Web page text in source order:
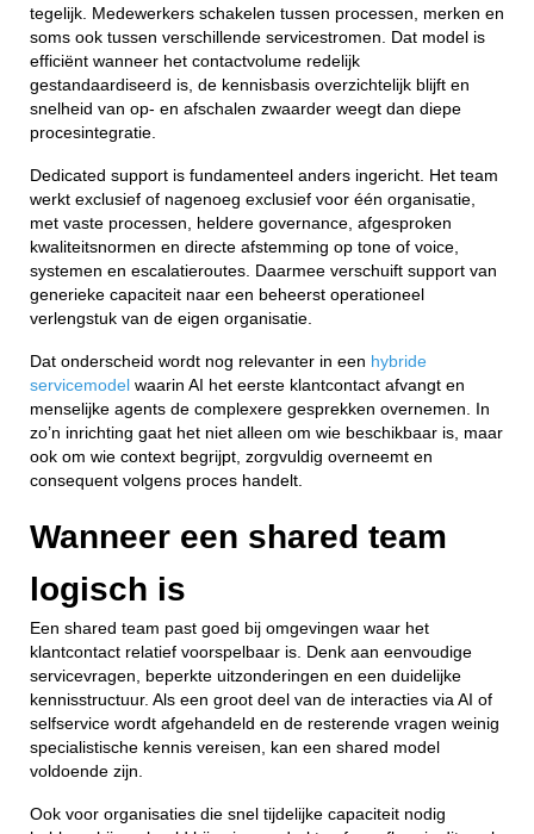
tegelijk. Medewerkers schakelen tussen processen, merken en
soms ook tussen verschillende servicestromen. Dat model is
efficiënt wanneer het contactvolume redelijk
gestandaardiseerd is, de kennisbasis overzichtelijk blijft en
snelheid van op- en afschalen zwaarder weegt dan diepe
procesintegratie.
Dedicated support is fundamenteel anders ingericht. Het team
werkt exclusief of nagenoeg exclusief voor één organisatie,
met vaste processen, heldere governance, afgesproken
kwaliteitsnormen en directe afstemming op tone of voice,
systemen en escalatieroutes. Daarmee verschuift support van
generieke capaciteit naar een beheerst operationeel
verlengstuk van de eigen organisatie.
Dat onderscheid wordt nog relevanter in een hybride
servicemodel waarin AI het eerste klantcontact afvangt en
menselijke agents de complexere gesprekken overnemen. In
zo’n inrichting gaat het niet alleen om wie beschikbaar is, maar
ook om wie context begrijpt, zorgvuldig overneemt en
consequent volgens proces handelt.
Wanneer een shared team
logisch is
Een shared team past goed bij omgevingen waar het
klantcontact relatief voorspelbaar is. Denk aan eenvoudige
servicevragen, beperkte uitzonderingen en een duidelijke
kennisstructuur. Als een groot deel van de interacties via AI of
selfservice wordt afgehandeld en de resterende vragen weinig
specialistische kennis vereisen, kan een shared model
voldoende zijn.
Ook voor organisaties die snel tijdelijke capaciteit nodig